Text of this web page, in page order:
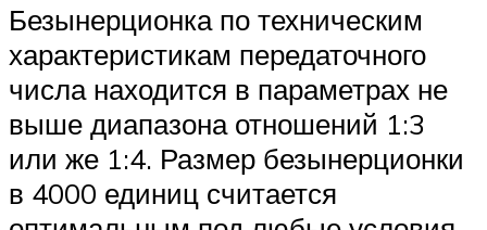
Безынерционка по техническим
характеристикам передаточного
числа находится в параметрах не
выше диапазона отношений 1:3
или же 1:4. Размер безынерционки
в 4000 единиц считается